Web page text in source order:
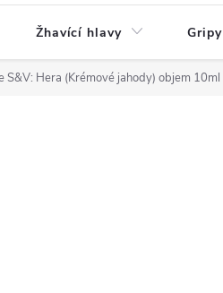
Žhavící hlavy Gripy
S&V: Hera (Krémové jahody) objem 10ml